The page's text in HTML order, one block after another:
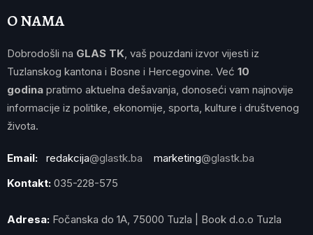
O NAMA
Dobrodošli na GLAS TK , vaš pouzdani izvor vijesti iz
Tuzlanskog kantona i Bosne i Hercegovine. Već 10
godina pratimo aktuelna dešavanja, donoseći vam najnovije
informacije iz politike, ekonomije, sporta, kulture i društvenog
života.
Email: redakcija@glastk.ba marketing@glastk.ba
Kontakt: 035-228-575
Adresa: Fočanska do 1A, 75000 Tuzla | Book d.o.o Tuzla